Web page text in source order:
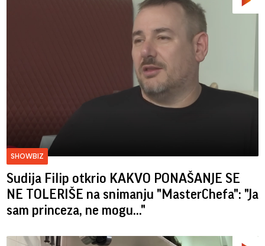
SHOWBIZ
Sudija Filip otkrio KAKVO PONAŠANJE SE
NE TOLERIŠE na snimanju "MasterChefa": "Ja
sam princeza, ne mogu..."